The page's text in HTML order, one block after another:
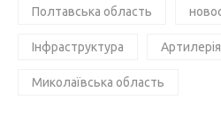
Полтавська область
Інфраструктура Артилерія
Миколаївська область